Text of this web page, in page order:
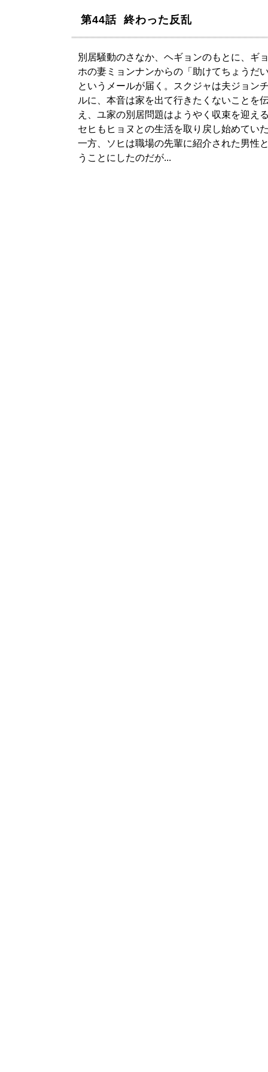
第44話 終わった反乱
別居騒動のさなか、ヘギョンのもとに、ギ
ホの妻ミョンナンからの「助けてちょうだ
というメールが届く。スクジャは夫ジョン
ルに、本音は家を出て行きたくないことを
え、ユ家の別居問題はようやく収束を迎え
セヒもヒョヌとの生活を取り戻し始めてい
一方、ソヒは職場の先輩に紹介された男性
うことにしたのだが...